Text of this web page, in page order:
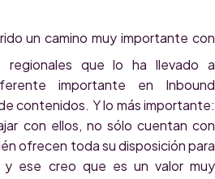
un camino muy importante con
regionales que lo ha llevado a
importante en Inbound
contenidos. Y lo más importante:
con ellos, no sólo cuentan con
ofrecen toda su disposición para
y ese creo que es un valor muy